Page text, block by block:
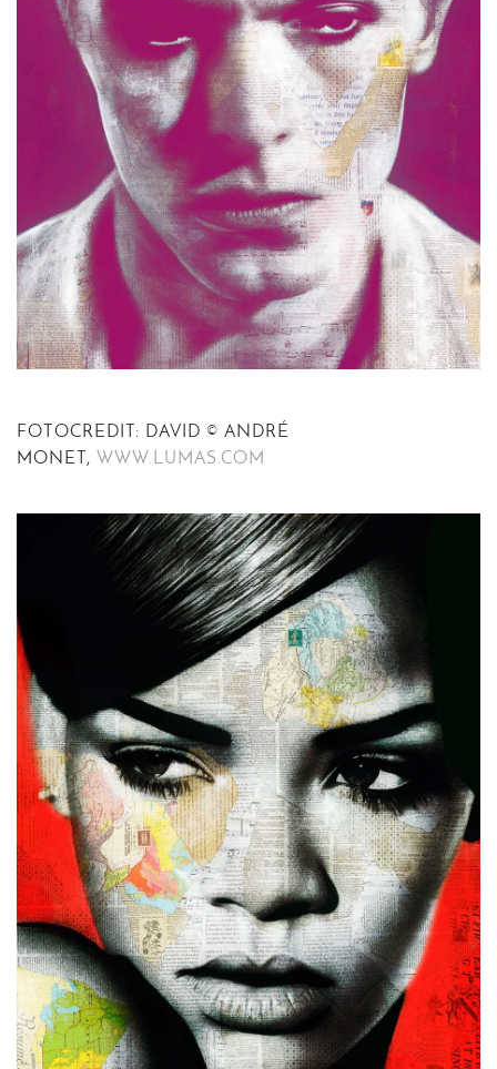
FOTOCREDIT: DAVID © ANDRÉ
MONET, WWW.LUMAS.COM